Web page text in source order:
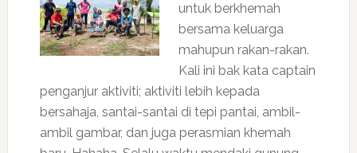
untuk berkhemah
bersama keluarga
mahupun rakan-rakan.
Kali ini bak kata captain
penganjur aktiviti; aktiviti lebih kepada
bersahaja, santai-santai di tepi pantai, ambil-
ambil gambar, dan juga perasmian khemah